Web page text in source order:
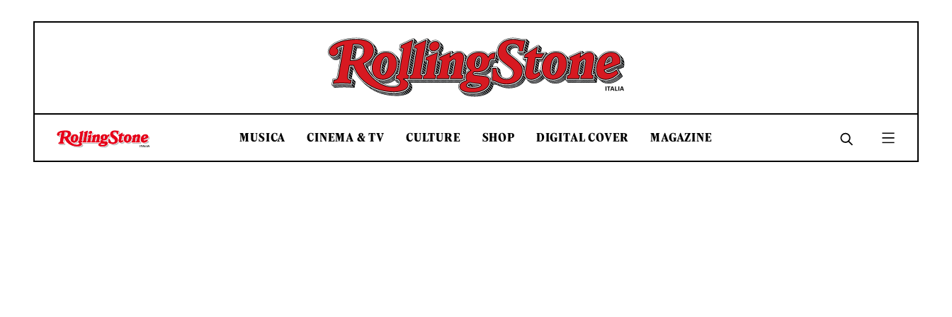
Rolling Stone Italia
MUSICA CINEMA & TV CULTURE SHOP DIGITAL COVER MAGAZINE